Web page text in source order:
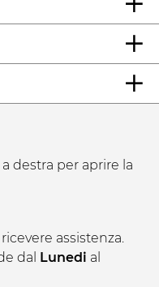
destra per aprire la
assistenza.
dal Lunedi al